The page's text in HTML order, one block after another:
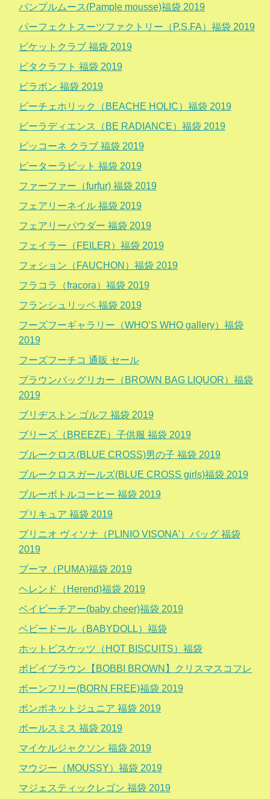
パンプルムース(Pample mousse)福袋 2019
パーフェクトスーツファクトリー（P.S.FA）福袋 2019
ビケットクラブ 福袋 2019
ビタクラフト 福袋 2019
ビラボン 福袋 2019
ビーチェホリック（BEACHE HOLIC）福袋 2019
ビーラディエンス（BE RADIANCE）福袋 2019
ピッコーネ クラブ 福袋 2019
ピーターラビット 福袋 2019
ファーファー（furfur) 福袋 2019
フェアリーネイル 福袋 2019
フェアリーパウダー 福袋 2019
フェイラー（FEILER）福袋 2019
フォション（FAUCHON）福袋 2019
フラコラ（fracora）福袋 2019
フランシュリッペ 福袋 2019
フーズフーギャラリー（WHO’S WHO gallery）福袋
2019
フーズフーチコ 通販 セール
ブラウンバッグリカー（BROWN BAG LIQUOR）福袋
2019
ブリヂストン ゴルフ 福袋 2019
ブリーズ（BREEZE）子供服 福袋 2019
ブルークロス(BLUE CROSS)男の子 福袋 2019
ブルークロスガールズ(BLUE CROSS girls)福袋 2019
ブルーボトルコーヒー 福袋 2019
プリキュア 福袋 2019
プリニオ ヴィソナ（PLINIO VISONA'）バッグ 福袋
2019
プーマ（PUMA)福袋 2019
ヘレンド（Herend)福袋 2019
ベイビーチアー(baby cheer)福袋 2019
ベビードール（BABYDOLL）福袋
ホットビスケッツ（HOT BISCUITS）福袋
ボビイブラウン【BOBBI BROWN】クリスマスコフレ
ボーンフリー(BORN FREE)福袋 2019
ポンポネットジュニア 福袋 2019
ポールスミス 福袋 2019
マイケルジャクソン 福袋 2019
マウジー（MOUSSY）福袋 2019
マジェスティックレゴン 福袋 2019